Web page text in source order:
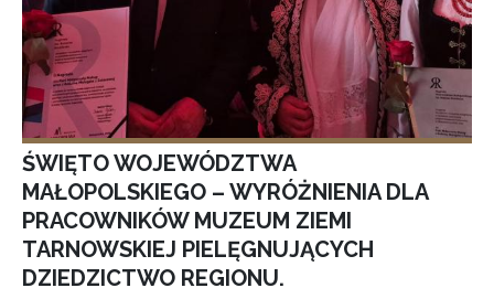
ŚWIĘTO WOJEWÓDZTWA
MAŁOPOLSKIEGO – WYRÓŻNIENIA DLA
PRACOWNIKÓW MUZEUM ZIEMI
TARNOWSKIEJ PIELĘGNUJĄCYCH
DZIEDZICTWO REGIONU.